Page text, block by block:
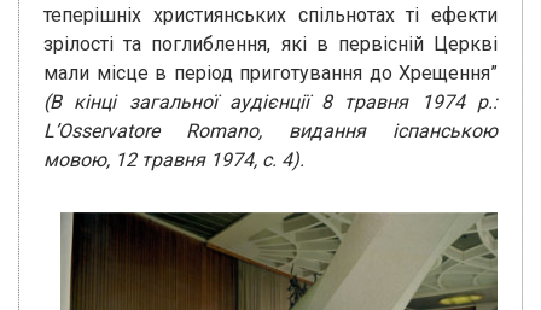
теперішніх християнських спільнотах ті ефекти
зрілості та поглиблення, які в первісній Церкві
мали місце в період приготування до Хрещення”
(В кінці загальної аудієнції 8 травня 1974 р.:
L’Osservatore Romano, видання іспанською
мовою, 12 травня 1974, с. 4).